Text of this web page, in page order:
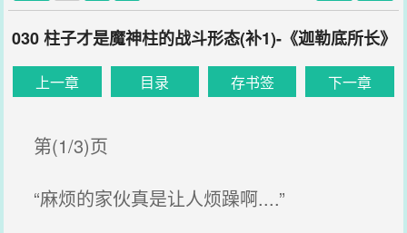
030 柱子才是魔神柱的战斗形态(补1)-《迦勒底所长》
上一章 目录 存书签 下一章
第(1/3)页
“麻烦的家伙真是让人烦躁啊....”